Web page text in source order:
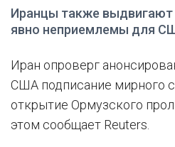
Иранцы также выдвигают
явно неприемлемы для
Иран опроверг
США подписание мирного
открытие Ормузского
этом сообщает Reuters.